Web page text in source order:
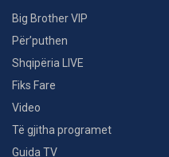
Big Brother VIP
Për’puthen
Shqipëria LIVE
Fiks Fare
Video
Të gjitha programet
Guida TV